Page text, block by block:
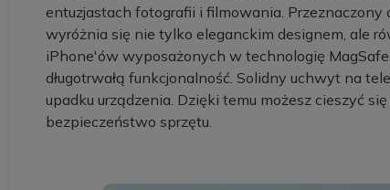
entuzjastach fotografii i filmowania.
wyróżnia się nie tylko eleganckim designem, ale
iPhone'ów wyposażonych w technologię
długotrwałą funkcjonalność. Solidny uchwyt na
upadku urządzenia. Dzięki temu możesz cieszyć
bezpieczeństwo sprzętu.